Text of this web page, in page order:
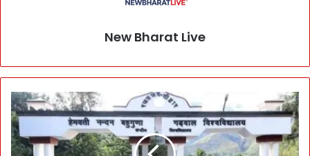
New Bharat Live